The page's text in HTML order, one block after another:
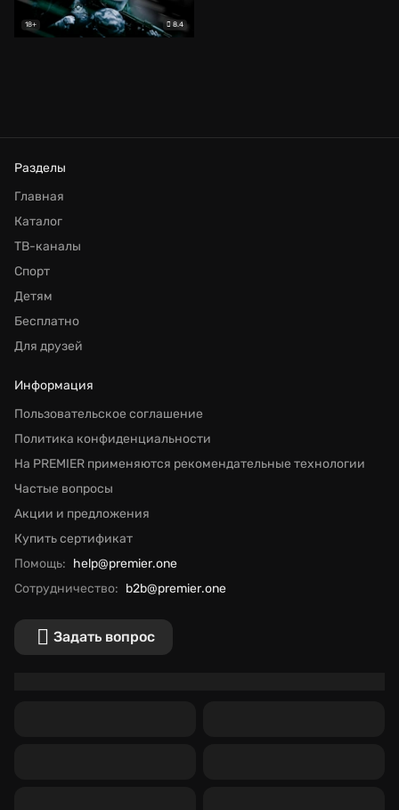
18+ 8.4
Разделы
Главная
Каталог
ТВ-каналы
Спорт
Детям
Бесплатно
Для друзей
Информация
Пользовательское соглашение
Политика конфиденциальности
На PREMIER применяются рекомендательные технологии
Частые вопросы
Акции и предложения
Купить сертификат
Помощь: help@premier.one
Сотрудничество: b2b@premier.one
Задать вопрос